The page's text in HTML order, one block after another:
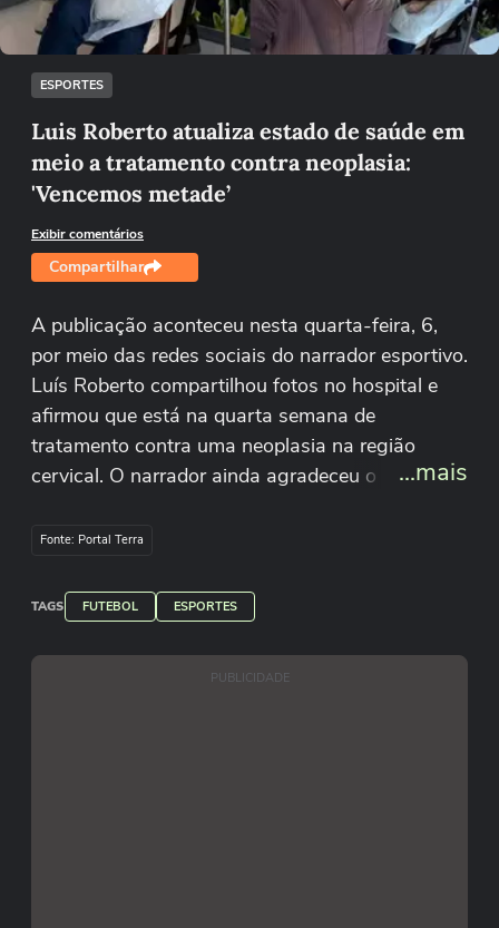
ESPORTES
Luis Roberto atualiza estado de saúde em
meio a tratamento contra neoplasia:
'Vencemos metade’
Exibir comentários
Compartilhar
A publicação aconteceu nesta quarta-feira, 6,
por meio das redes sociais do narrador esportivo.
Luís Roberto compartilhou fotos no hospital e
afirmou que está na quarta semana de
tratamento contra uma neoplasia na região
cervical. O narrador ainda agradeceu o apoio
‘Seguimos firmes’. Em abril, a Globo informou
Mundo para tratar o tumor diagnosticado em
exames de rotina.
Reprodução/@luisrobertoreal/Instagram
...mais
Fonte: Portal Terra
TAGS FUTEBOL ESPORTES
PUBLICIDADE